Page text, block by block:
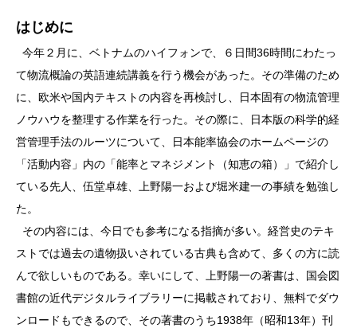
はじめに
今年２月に、ベトナムのハイフォンで、６日間36時間にわたっ
て物流概論の英語連続講義を行う機会があった。その準備のため
に、欧米や国内テキストの内容を再検討し、日本固有の物流管理
ノウハウを整理する作業を行った。その際に、日本版の科学的経
営管理手法のルーツについて、日本能率協会のホームページの
「活動内容」内の「能率とマネジメント（知恵の箱）」で紹介し
ている先人、伍堂卓雄、上野陽一および堀米建一の事績を勉強し
た。
その内容には、今日でも参考になる指摘が多い。経営史のテキ
ストでは過去の遺物扱いされている古典も含めて、多くの方に読
んで欲しいものである。幸いにして、上野陽一の著書は、国会図
書館の近代デジタルライブラリーに掲載されており、無料でダウ
ンロードもできるので、その著書のうち1938年（昭和13年）刊